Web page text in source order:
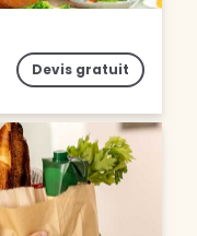
Devis gratuit